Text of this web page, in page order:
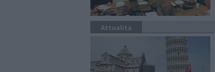
Attualità